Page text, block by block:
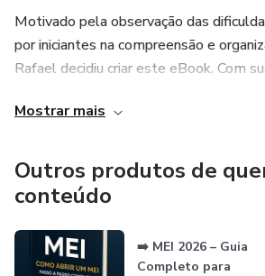
Motivado pela observação das
por iniciantes na compreensão e
Rafael decidiu criar este eBook. Com
proporcionando segurança e clareza
Mostrar mais
Outros produtos de
conteúdo
➡️ MEI 2026 – Guia
Completo para